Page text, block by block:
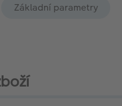
Základní parametry